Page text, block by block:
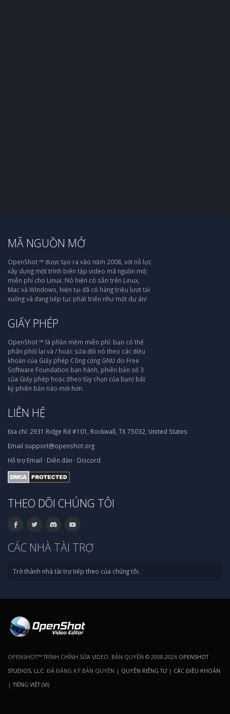
MÃ NGUỒN MỞ
OpenShot ™ được tạo ra vào năm 2008, với nỗ lực
xây dựng một trình biên tập video mã nguồn mở,
miễn phí cho Linux. Nó hiện có sẵn trên Linux,
Mac và Windows, hiện tại đã có hàng triệu lượt tải
xuống và đang tiếp tục phát triển như một dự án!
GIẤY PHÉP
OpenShot ™ là phần mềm miễn phí: bạn có thể
phân phối lại và / hoặc sửa đổi nó theo các điều
khoản của Giấy phép Công cộng GNU do Free
Software Foundation ban hành, phiên bản số 3
của Giấy phép hoặc (theo tùy chọn của bạn) bất
kỳ phiên bản nào mới hơn.
LIÊN HỆ
Địa chỉ: 2931 Ridge Rd #101, Rockwall, TX 75032, United States
Email support@openshot.org
Hỗ trợ Email · Diễn đàn · Discord
THEO DÕI CHÚNG TÔI
CÁC NHÀ TÀI TRỢ
Trở thành nhà tài trợ tiếp theo của chúng tôi.
OPENSHOT™ TRÌNH CHỈNH SỬA VIDEO. BẢN QUYỀN © 2008-2026 OPENSHOT
STUDIOS, LLC . ĐÃ ĐĂNG KÝ BẢN QUYỀN | QUYỀN RIÊNG TƯ| CÁC ĐIỀU KHOẢN
|TIẾNG VIỆT (VI)